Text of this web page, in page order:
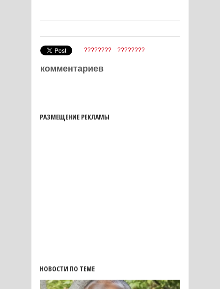
???????? ????????
комментариев
РАЗМЕЩЕНИЕ РЕКЛАМЫ
НОВОСТИ ПО ТЕМЕ